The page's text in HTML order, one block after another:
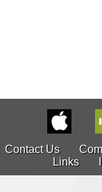
Contact Us
Links